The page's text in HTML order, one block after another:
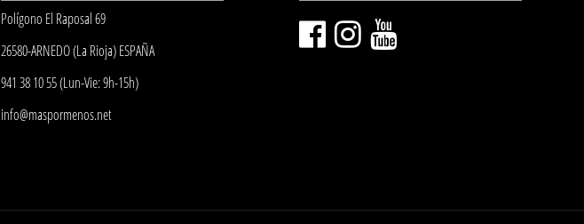
Polígono El Raposal 69
26580-ARNEDO (La Rioja) ESPAÑA
941 38 10 55 (Lun-Vie: 9h-15h)
info@maspormenos.net